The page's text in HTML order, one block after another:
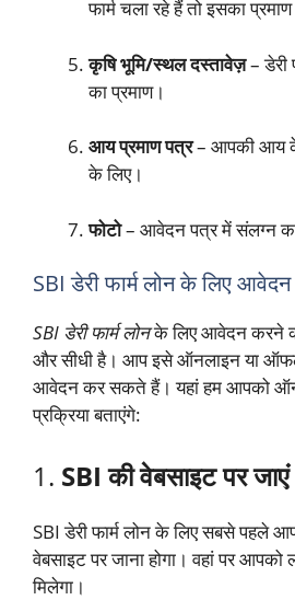
फार्म चला रहे हैं तो इसका
कृषि भूमि/स्थल दस्तावेज़– डेरी
का प्रमाण।
आय प्रमाण पत्र– आपकी आय के
के लिए।
फोटो– आवेदन पत्र में संलग्न
SBI डेरी फार्म लोन के लिए आवेदन
SBI डेरी फार्म लोनके लिए आवेदन करने
और सीधी है। आप इसे ऑनलाइन या
आवेदन कर सकते हैं। यहां हम आपको
प्रक्रिया बताएंगे:
1. SBI की वेबसाइट पर जाएं
SBI डेरी फार्म लोन के लिए सबसे पहले
वेबसाइट पर जाना होगा। वहां पर
मिलेगा।